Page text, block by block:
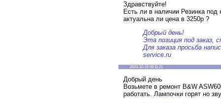
Здравствуйте!
Есть ли в наличии Резинка под
актуальна ли цена в 3250р ?
Добрый день!
Эта позиция под заказ,
Для заказа просьба
service.ru
2023-10-15 09:11:21
Добрый день
Возьмете в ремонт B&W
работать. Лампочки горят но